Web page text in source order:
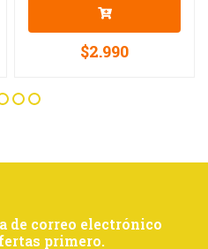
$2.990
de correo electrónico
primero.